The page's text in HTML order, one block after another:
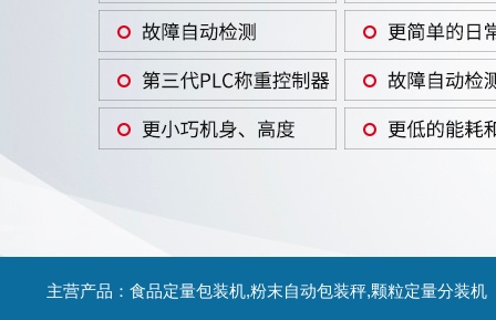
主营产品：食品定量包装机,粉末自动包装秤,颗粒定量分装机